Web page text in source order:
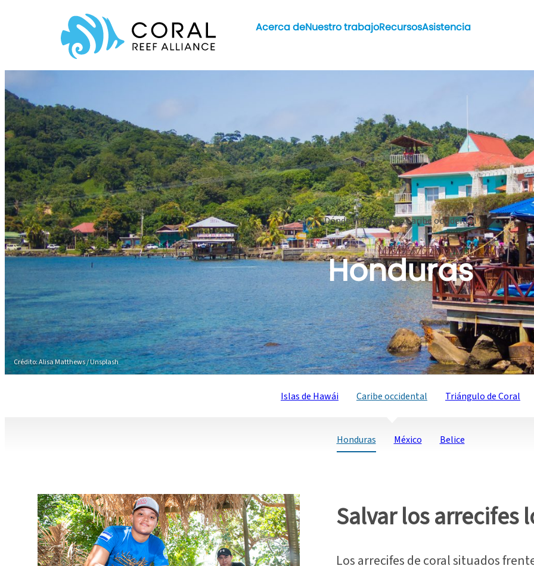
Acerca deNuestro trabajoRecursosAsistencia
Dónde trabajamos › Caribe occidental
Honduras
Crédito: Alisa Matthews / Unsplash
Honduras México Belice
Islas de Hawái Caribe occidental Triángulo de Coral
Salvar los arrecifes
Los arrecifes de coral situados